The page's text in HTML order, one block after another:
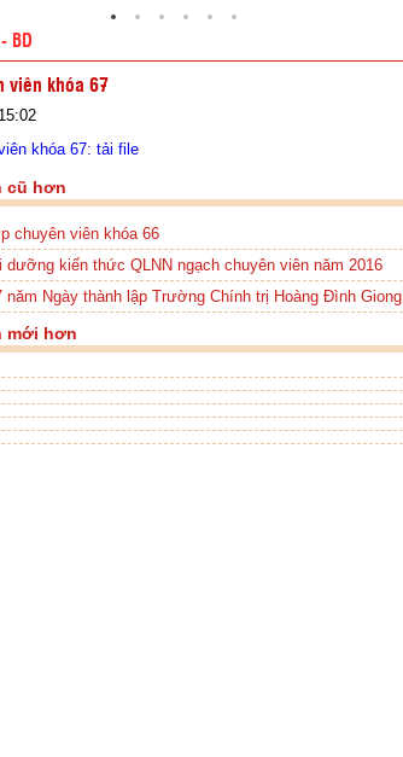
BD
viên khóa 67
khóa 67: tải file
cũ hơn
chuyên viên khóa 66
dưỡng kiến thức QLNN ngạch chuyên viên năm 2016
năm Ngày thành lập Trường Chính trị Hoàng Đình Giong
mới hơn